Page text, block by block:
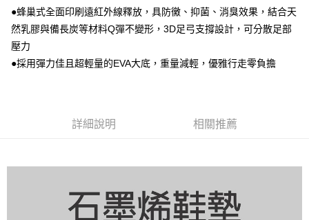
●蜂巢式全面印刷遠紅外線釋放，具防黴、抑菌、消臭效果，結合天
然乳膠與備長炭等材料Q彈不變形，3D足弓支撐設計，可分散足部
壓力
●採用彈力佳且超輕量的EVA大底，重量減輕，優雅行走零負擔
詳細說明 相關推薦